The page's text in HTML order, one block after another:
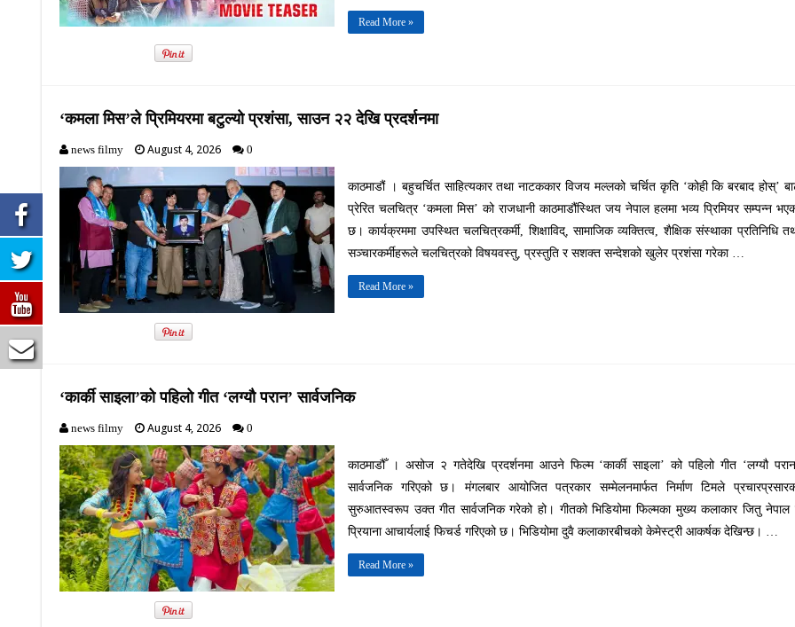
Read More »
‘कमला मिस’ले प्रिमियरमा बटुल्यो प्रशंसा, साउन २२ देखि प्रदर्शनमा
news filmy August 4, 2026 0
काठमाडौं । बहुचर्चित साहित्यकार तथा नाटककार विजय मल्लको चर्चित कृति ‘कोही कि बरबाद होस्’
प्रेरित चलचित्र ‘कमला मिस’ को राजधानी काठमाडौंस्थित जय नेपाल हलमा भव्य प्रिमियर सम्पन्न
छ। कार्यक्रममा उपस्थित चलचित्रकर्मी, शिक्षाविद्, सामाजिक व्यक्तित्व, शैक्षिक संस्थाका प्रतिनिधि
सञ्चारकर्मीहरूले चलचित्रको विषयवस्तु, प्रस्तुति र सशक्त सन्देशको खुलेर प्रशंसा गरेका …
Read More »
‘कार्की साइला’को पहिलो गीत ‘लग्यौ परान’ सार्वजनिक
news filmy August 4, 2026 0
काठमाडौँ । असोज २ गतेदेखि प्रदर्शनमा आउने फिल्म ‘कार्की साइला’ को पहिलो गीत ‘लग्यौ
सार्वजनिक गरिएको छ। मंगलबार आयोजित पत्रकार सम्मेलनमार्फत निर्माण टिमले
सुरुआतस्वरूप उक्त गीत सार्वजनिक गरेको हो। गीतको भिडियोमा फिल्मका मुख्य कलाकार जितु नेपाल
प्रियाना आचार्यलाई फिचर्ड गरिएको छ। भिडियोमा दुवै कलाकारबीचको केमेस्ट्री आकर्षक देखिन्छ। …
Read More »